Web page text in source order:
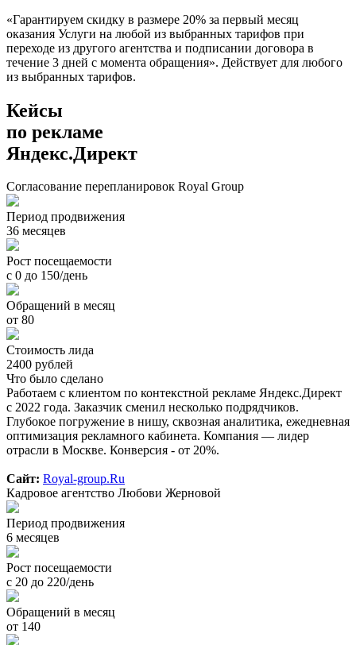
«Гарантируем скидку в размере 20% за первый месяц
оказания Услуги на любой из выбранных тарифов при
переходе из другого агентства и подписании договора в
течение 3 дней с момента обращения». Действует для любого
из выбранных тарифов.
Кейсы
по рекламе
Яндекс.Директ
Согласование перепланировок Royal Group
Период продвижения
36 месяцев
Рост посещаемости
с 0 до 150/день
Обращений в месяц
от 80
Стоимость лида
2400 рублей
Что было сделано
Работаем с клиентом по контекстной рекламе Яндекс.Директ
с 2022 года. Заказчик сменил несколько подрядчиков.
Глубокое погружение в нишу, сквозная аналитика, ежедневная
оптимизация рекламного кабинета. Компания — лидер
отрасли в Москве. Конверсия - от 20%.
Сайт: Royal-group.Ru
Кадровое агентство Любови Жерновой
Период продвижения
6 месяцев
Рост посещаемости
с 20 до 220/день
Обращений в месяц
от 140